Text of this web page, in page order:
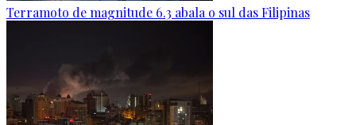
Terramoto de magnitude 6.3 abala o sul das Filipinas